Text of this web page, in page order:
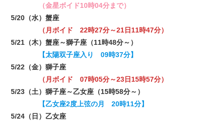
（金星ボイド10時04分まで）
5/20（水）蟹座
（月ボイド 22時27分～21日11時47分）
5/21（木）蟹座～獅子座（11時48分～）
【太陽双子座入り 09時37分】
5/22（金）獅子座
（月ボイド 07時05分～23日15時57分）
5/23（土）獅子座～乙女座（15時58分～）
【乙女座2度上弦の月 20時11分】
5/24（日）乙女座